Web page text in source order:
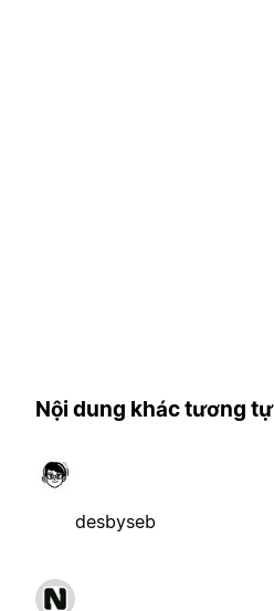
Nội dung khác tương tự
desbyseb